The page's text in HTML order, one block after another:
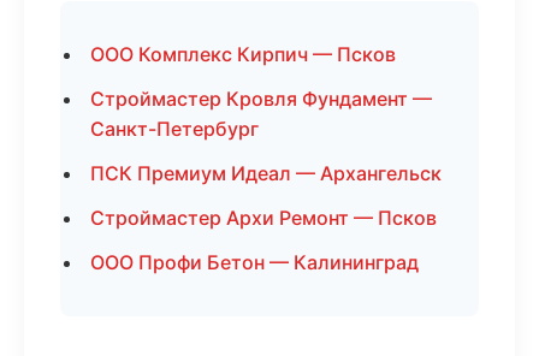
ООО Комплекс Кирпич — Псков
Строймастер Кровля Фундамент —
Санкт-Петербург
ПСК Премиум Идеал — Архангельск
Строймастер Архи Ремонт — Псков
ООО Профи Бетон — Калининград